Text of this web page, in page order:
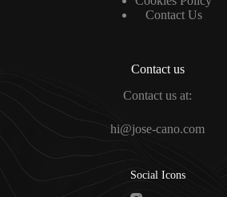
Contact Us
Contact us
Contact us at:
hi@jose-cano.com
Social Icons